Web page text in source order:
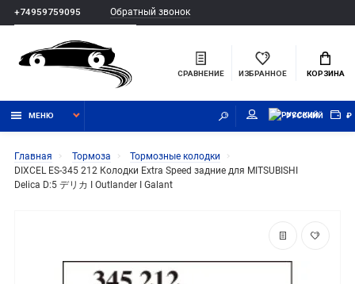
+74959759095 Обратный звонок
СРАВНЕНИЕ ИЗБРАННОЕ КОРЗИНА
МЕНЮ РУССКИЙ ₽
Главная Тормоза
Тормозные колодки
DIXCEL ES-345 212 Колодки Extra Speed задние для MITSUBISHI
Delica D:5 デリカ I Outlander I Galant